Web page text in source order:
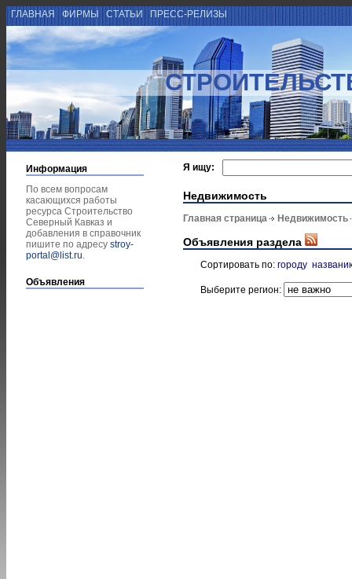
ГЛАВНАЯ ФИРМЫ СТАТЬИ ПРЕСС-РЕЛИЗЫ
Информация
По всем вопросам
касающихся работы
ресурса Строительство
Северный Кавказ и
добавления в справочник
пишите по адресу stroy-
portal@list.ru.
Объявления
Я ищу:
Недвижимость
Главная страница Недвижимость
Объявления раздела
Сортировать по: городу
Выберите регион: